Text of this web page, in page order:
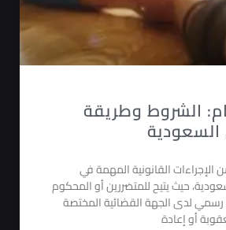
الشروط وطريقة
السعودية
القانونية المهمة في
حيث يتيح للمتضررين أو المحكوم
رسمي لدى الجهة القضائية المختصة
أو إعادة